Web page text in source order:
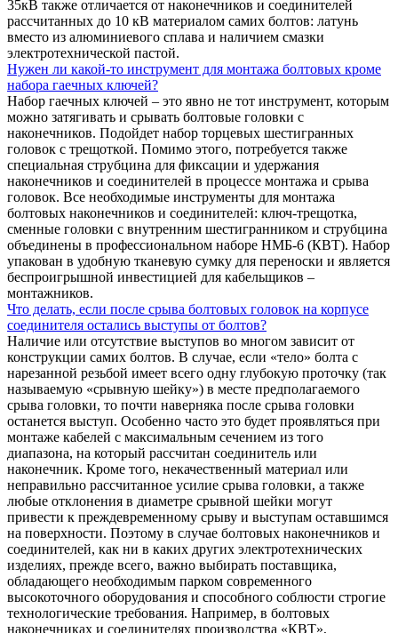
35кВ также отличается от наконечников и соединителей
рассчитанных до 10 кВ материалом самих болтов: латунь
вместо из алюминиевого сплава и наличием смазки
электротехнической пастой.
Нужен ли какой-то инструмент для монтажа болтовых кроме
набора гаечных ключей?
Набор гаечных ключей – это явно не тот инструмент, которым
можно затягивать и срывать болтовые головки с
наконечников. Подойдет набор торцевых шестигранных
головок с трещоткой. Помимо этого, потребуется также
специальная струбцина для фиксации и удержания
наконечников и соединителей в процессе монтажа и срыва
головок. Все необходимые инструменты для монтажа
болтовых наконечников и соединителей: ключ-трещотка,
сменные головки с внутренним шестигранником и струбцина
объединены в профессиональном наборе НМБ-6 (КВТ). Набор
упакован в удобную тканевую сумку для переноски и является
беспроигрышной инвестицией для кабельщиков –
монтажников.
Что делать, если после срыва болтовых головок на корпусе
соединителя остались выступы от болтов?
Наличие или отсутствие выступов во многом зависит от
конструкции самих болтов. В случае, если «тело» болта с
нарезанной резьбой имеет всего одну глубокую проточку (так
называемую «срывную шейку») в месте предполагаемого
срыва головки, то почти наверняка после срыва головки
останется выступ. Особенно часто это будет проявляться при
монтаже кабелей с максимальным сечением из того
диапазона, на который рассчитан соединитель или
наконечник. Кроме того, некачественный материал или
неправильно рассчитанное усилие срыва головки, а также
любые отклонения в диаметре срывной шейки могут
привести к преждевременному срыву и выступам оставшимся
на поверхности. Поэтому в случае болтовых наконечников и
соединителей, как ни в каких других электротехнических
изделиях, прежде всего, важно выбирать поставщика,
обладающего необходимым парком современного
высокоточного оборудования и способного соблюсти строгие
технологические требования. Например, в болтовых
наконечниках и соединителях производства «КВТ»,